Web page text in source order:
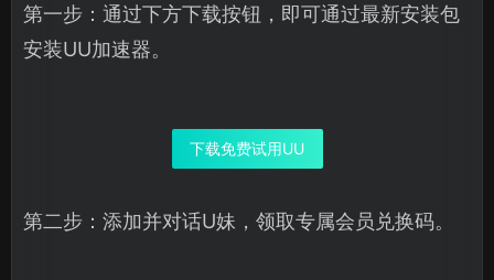
第一步：通过下方下载按钮，即可通过最新安装包
安装UU加速器。
下载免费试用UU
第二步：添加并对话U妹，领取专属会员兑换码。